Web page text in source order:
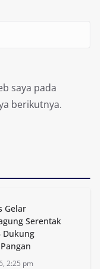
saya pada
berikutnya.
Gelar
Serentak
Dukung
2:25 pm